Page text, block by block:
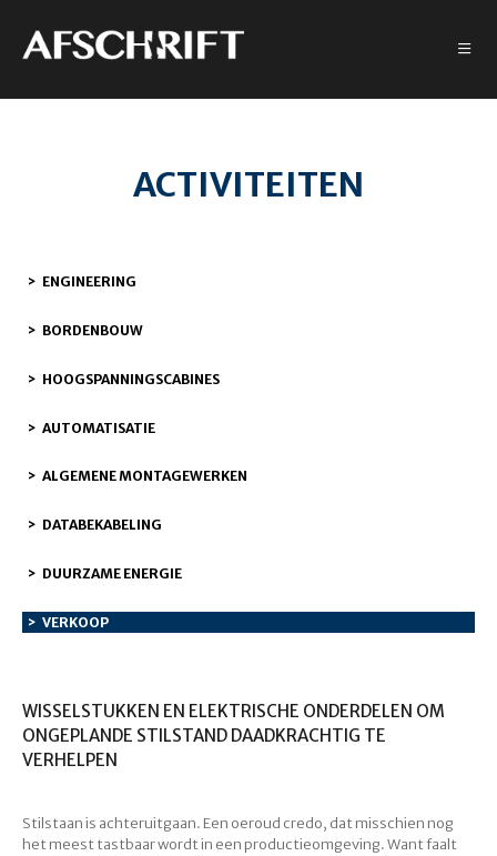
ACTIVITEITEN
ENGINEERING
BORDENBOUW
HOOGSPANNINGSCABINES
AUTOMATISATIE
ALGEMENE MONTAGEWERKEN
DATABEKABELING
DUURZAME ENERGIE
VERKOOP
WISSELSTUKKEN EN ELEKTRISCHE ONDERDELEN OM
ONGEPLANDE STILSTAND DAADKRACHTIG TE
VERHELPEN
Stilstaan is achteruitgaan. Een oeroud credo, dat misschien nog
het meest tastbaar wordt in een productieomgeving. Want faalt